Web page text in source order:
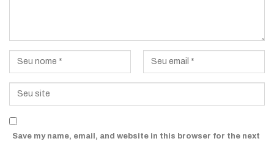
Save my name, email, and website in this browser for the next